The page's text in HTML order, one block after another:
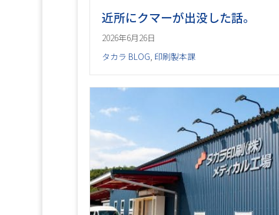
近所にクマーが出没した話。
2026年6月26日
タカラ BLOG, 印刷製本課